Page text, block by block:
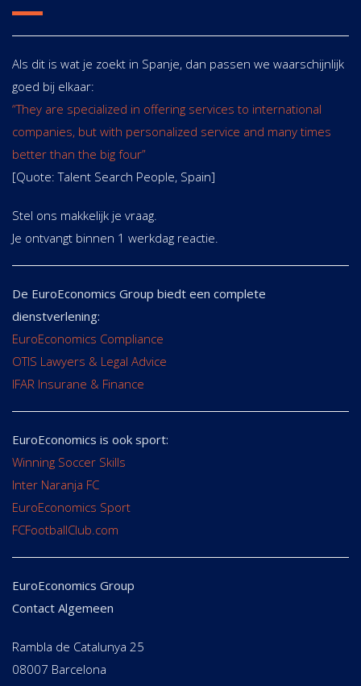
Als dit is wat je zoekt in Spanje, dan passen we waarschijnlijk
goed bij elkaar:
“They are specialized in offering services to international
companies, but with personalized service and many times
better than the big four”
[Quote: Talent Search People, Spain]
Stel ons makkelijk je vraag.
Je ontvangt binnen 1 werkdag reactie.
De EuroEconomics Group biedt een complete
dienstverlening:
EuroEconomics Compliance
OTIS Lawyers & Legal Advice
IFAR Insurane & Finance
EuroEconomics is ook sport:
Winning Soccer Skills
Inter Naranja FC
EuroEconomics Sport
FCFootballClub.com
EuroEconomics Group
Contact Algemeen
Rambla de Catalunya 25
08007 Barcelona